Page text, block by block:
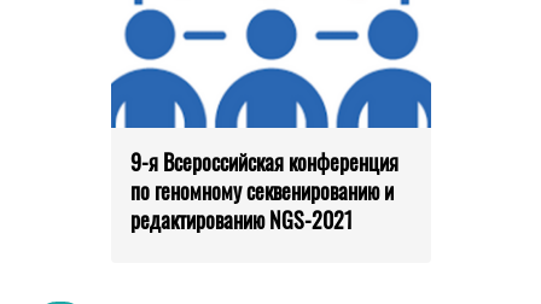
9-я Всероссийская конференция
по геномному секвенированию и
редактированию NGS-2021